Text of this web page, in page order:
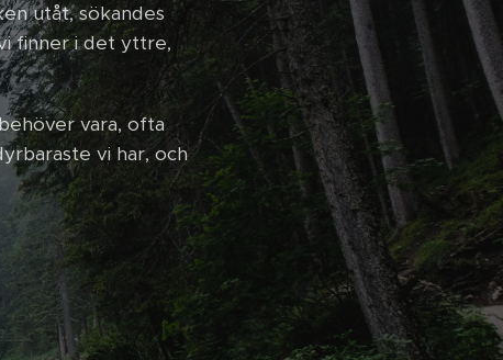
utåt, sökandes
finner i det yttre,
vara, ofta
vi har, och